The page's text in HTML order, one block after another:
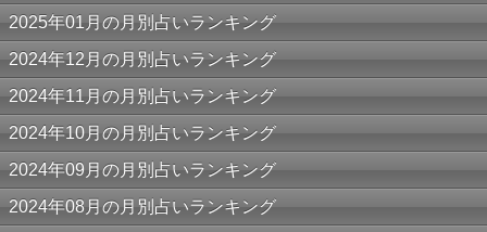
2025年01月の月別占いランキング
2024年12月の月別占いランキング
2024年11月の月別占いランキング
2024年10月の月別占いランキング
2024年09月の月別占いランキング
2024年08月の月別占いランキング